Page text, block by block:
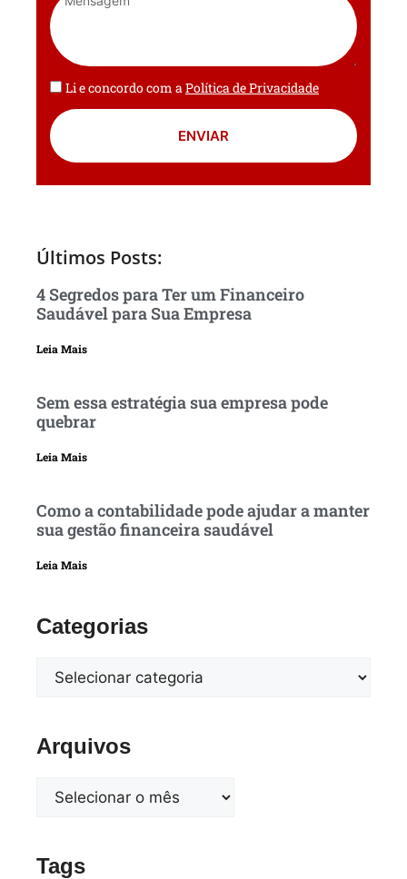
Li e concordo com aPolítica de Privacidade
ENVIAR
Últimos Posts:
4 Segredos para Ter um Financeiro
Saudável para Sua Empresa
Leia Mais
Sem essa estratégia sua empresa pode
quebrar
Leia Mais
Como a contabilidade pode ajudar a manter
sua gestão financeira saudável
Leia Mais
Categorias
Arquivos
Tags